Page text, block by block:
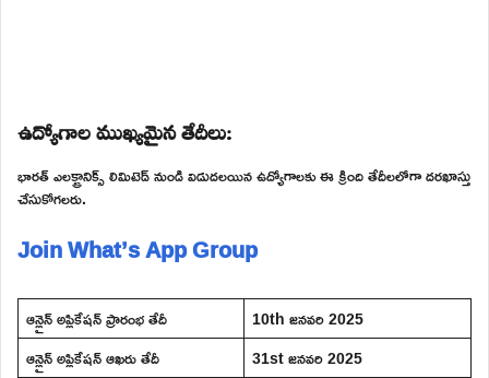
ఉద్యోగాల ముఖ్యమైన తేదీలు:
భారత్ ఎలక్ట్రానిక్స్ లిమిటెడ్ నుండి విడుదలయిన ఉద్యోగాలకు ఈ క్రింది తేదీలలోగా దరఖాస్తు
చేసుకోగలరు.
Join What’s App Group
ఆన్లైన్ అప్లికేషన్ ప్రారంభ తేదీ
10th జనవరి 2025
ఆన్లైన్ అప్లికేషన్ ఆఖరు తేదీ
31st జనవరి 2025